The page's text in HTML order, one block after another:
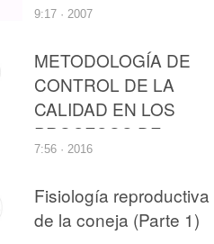
9:17 · 2007
METODOLOGÍA DE
CONTROL DE LA
CALIDAD EN LOS
PROCESOS DE
FABRICACIÓN DE
DECORADOS DE
HOJALATA
7:56 · 2016
Fisiología reproductiva
de la coneja (Parte 1)